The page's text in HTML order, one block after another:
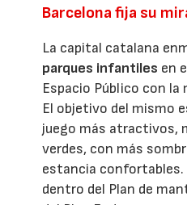
Barcelona fija su
La capital catalana
parques infantiles en
Espacio Público con la
El objetivo del mismo
juego más atractivos,
verdes, con más
estancia
dentro del Plan de